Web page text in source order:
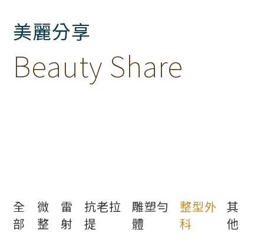
美麗分享
Beauty Share
全
部
微
整
雷
射
抗老拉
提
雕塑勻
體
整型外
科
其
他